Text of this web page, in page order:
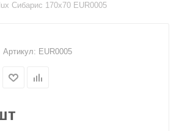
Сибарис 170х70 EUR0005
Артикул: EUR0005